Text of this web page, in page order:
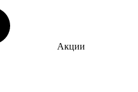
Акции